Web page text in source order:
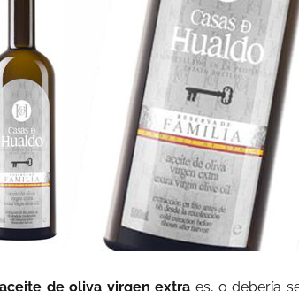
aceite de oliva virgen extra es, o debería